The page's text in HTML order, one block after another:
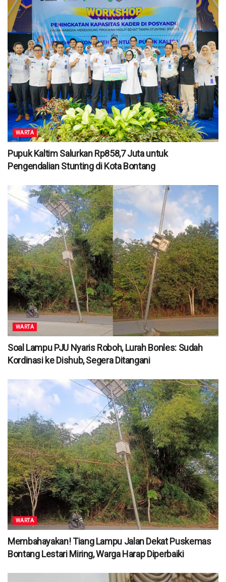
WARTA
Pupuk Kaltim Salurkan Rp858,7 Juta untuk
Pengendalian Stunting di Kota Bontang
WARTA
Soal Lampu PJU Nyaris Roboh, Lurah Bonles: Sudah
Kordinasi ke Dishub, Segera Ditangani
WARTA
Membahayakan! Tiang Lampu Jalan Dekat Puskemas
Bontang Lestari Miring, Warga Harap Diperbaiki